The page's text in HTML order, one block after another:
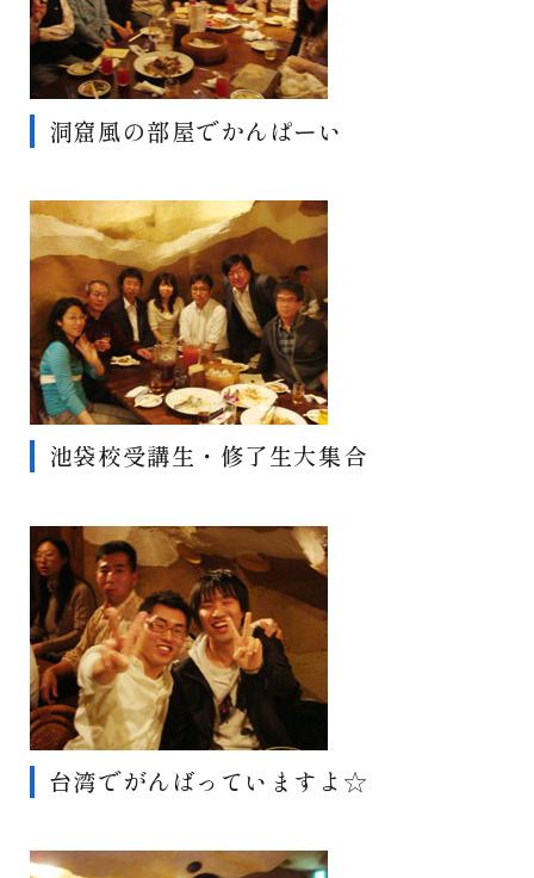
洞窟風の部屋でかんぱーい
池袋校受講生・修了生大集合
台湾でがんばっていますよ☆